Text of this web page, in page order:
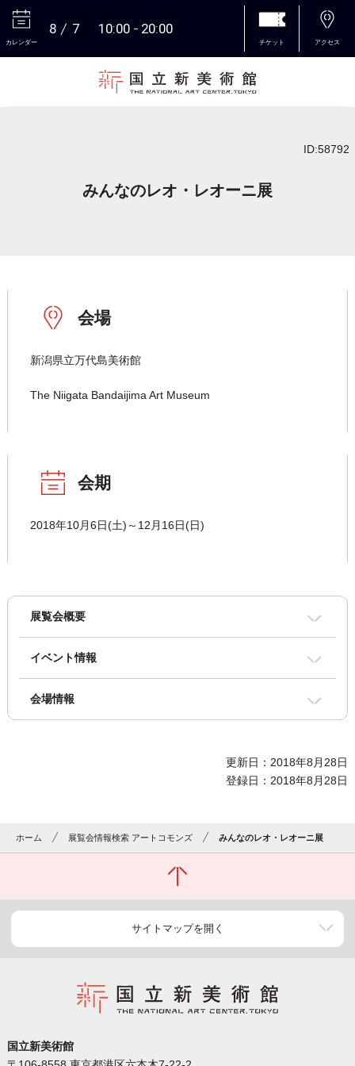
カレンダー
8 7 10:00 20:00
チケット アクセス
ID:58792
みんなのレオ・レオーニ展
会場
新潟県立万代島美術館
The Niigata Bandaijima Art Museum
会期
2018年10月6日(土)～12月16日(日)
展覧会概要
イベント情報
会場情報
更新日：2018年8月28日
登録日：2018年8月28日
ホーム 展覧会情報検索 アートコモンズ みんなのレオ・レオーニ展
サイトマップを開く
国立新美術館